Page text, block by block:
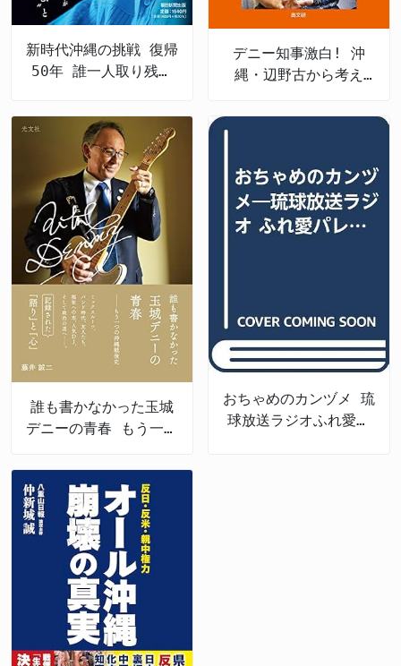
新時代沖縄の挑戦 復帰
50年 誰一人取り残さ
デニー知事激白! 沖
縄・辺野古から考え
誰も書かなかった玉城
デニーの青春 もう一つ
おちゃめのカンヅメ 琉
球放送ラジオふれ愛パ